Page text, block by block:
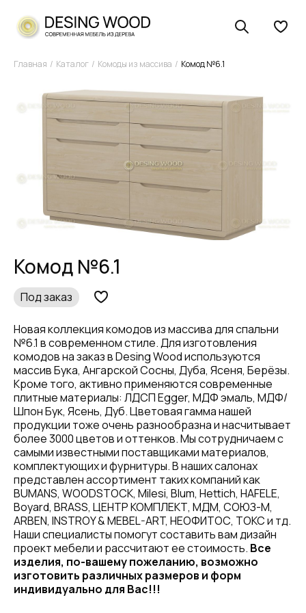
Главная Каталог Комоды из массива Комод №6.1
Комод №6.1
Под заказ
Новая коллекция комодов из массива для спальни
№6.1 в современном стиле. Для изготовления
комодов на заказ в Desing Wood используются
массив Бука, Ангарской Сосны, Дуба, Ясеня, Берёзы.
Кроме того, активно применяются современные
плитные материалы: ЛДСП Egger, МДФ эмаль, МДФ/
Шпон Бук, Ясень, Дуб. Цветовая гамма нашей
продукции тоже очень разнообразна и насчитывает
более 3000 цветов и оттенков. Мы сотрудничаем с
самыми известными поставщиками материалов,
комплектующих и фурнитуры. В наших салонах
представлен ассортимент таких компаний как
BUMANS, WOODSTOCK, Milesi, Blum, Hettich, HAFELE,
Boyard, BRASS, ЦЕНТР КОМПЛЕКТ, МДМ, СОЮЗ-М,
ARBEN, INSTROY & MEBEL-ART, НЕОФИТОС, ТОКС и тд.
Наши специалисты помогут составить вам дизайн
проект мебели и рассчитают ее стоимость. Все
изделия, по-вашему пожеланию, возможно
изготовить различных размеров и форм
индивидуально для Вас!!!